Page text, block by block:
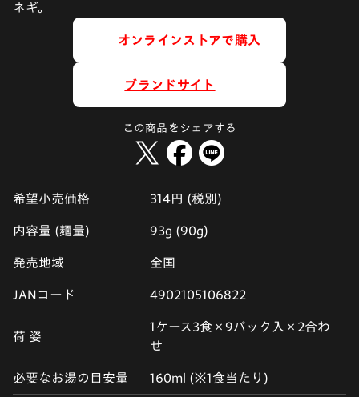
ネギ。
オンラインストアで購入
ブランドサイト
この商品をシェアする
希望小売価格 314円 (税別)
内容量 (麺量) 93g (90g)
発売地域 全国
JANコード 4902105106822
荷 姿
1ケース3食×9パック入×2合わ
せ
必要なお湯の目安量 160ml (※1食当たり)